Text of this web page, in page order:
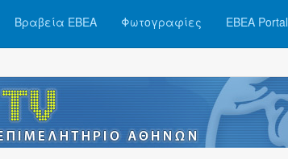
Βραβεία ΕΒΕΑ Φωτογραφίες ΕΒΕΑ Portal